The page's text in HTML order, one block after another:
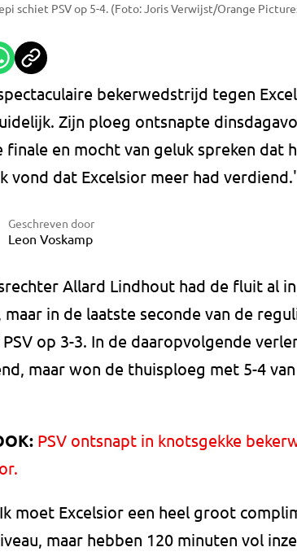
schiet PSV op 5-4. (Foto: Joris Verwijst/Orange
bekerwedstrijd tegen
Zijn ploeg ontsnapte
finale en mocht van geluk spreken dat
vond dat Excelsior meer had
Geschreven door
Leon Voskamp
Allard Lindhout had de fluit al
in de laatste seconde van de
PSV op 3-3. In de daaropvolgende
maar won de thuisploeg met 5-4
PSV ontsnapt in knotsgekke
moet Excelsior een heel groot
maar hebben 120 minuten vol